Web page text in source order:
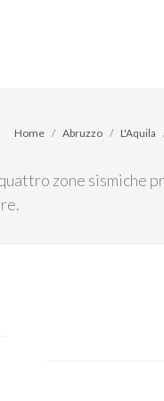
zone sismiche
Home Abruzzo L'Aquila